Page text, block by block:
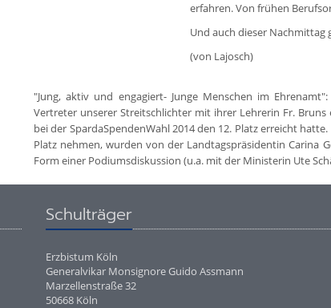
erfahren. Von frühen
Und auch dieser Nachmittag
(von Lajosch)
"Jung, aktiv und engagiert- Junge Menschen im
Vertreter unserer Streitschlichter mit ihrer Lehrerin Fr. Bruns
bei der SpardaSpendenWahl 2014 den 12. Platz erreicht
Platz nehmen, wurden von der Landtagspräsidentin Carina
Form einer Podiumsdiskussion (u.a. mit der Ministerin Ute
Schulträger
Erzbistum Köln
Generalvikar Monsignore Guido Assmann
Marzellenstraße 32
50668 Köln